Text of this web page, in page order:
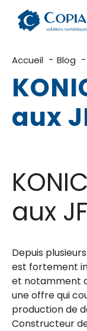
contenu
Accueil Blog
aux
aux
Depuis
est fortement
et notamment
une offre qui
production de
Constructeur